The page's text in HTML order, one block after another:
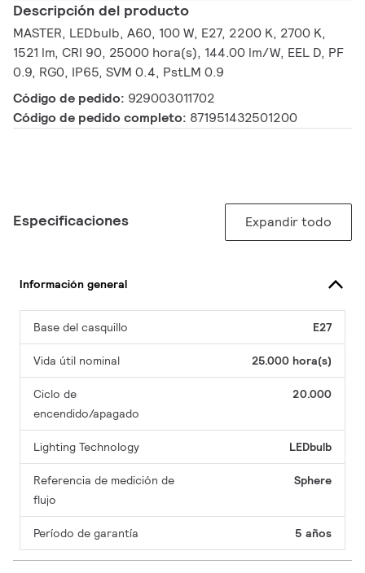
Descripción del producto
MASTER, LEDbulb, A60, 100 W, E27, 2200 K, 2700 K,
1521 lm, CRI 90, 25000 hora(s), 144.00 lm/W, EEL D, PF
0.9, RG0, IP65, SVM 0.4, PstLM 0.9
Código de pedido: 929003011702
Código de pedido completo: 871951432501200
Especificaciones Expandir todo
Información general
Base del casquillo E27
Vida útil nominal 25.000 hora(s)
Ciclo de
encendido/apagado
20.000
Lighting Technology LEDbulb
Referencia de medición de
flujo
Sphere
Período de garantía 5 años